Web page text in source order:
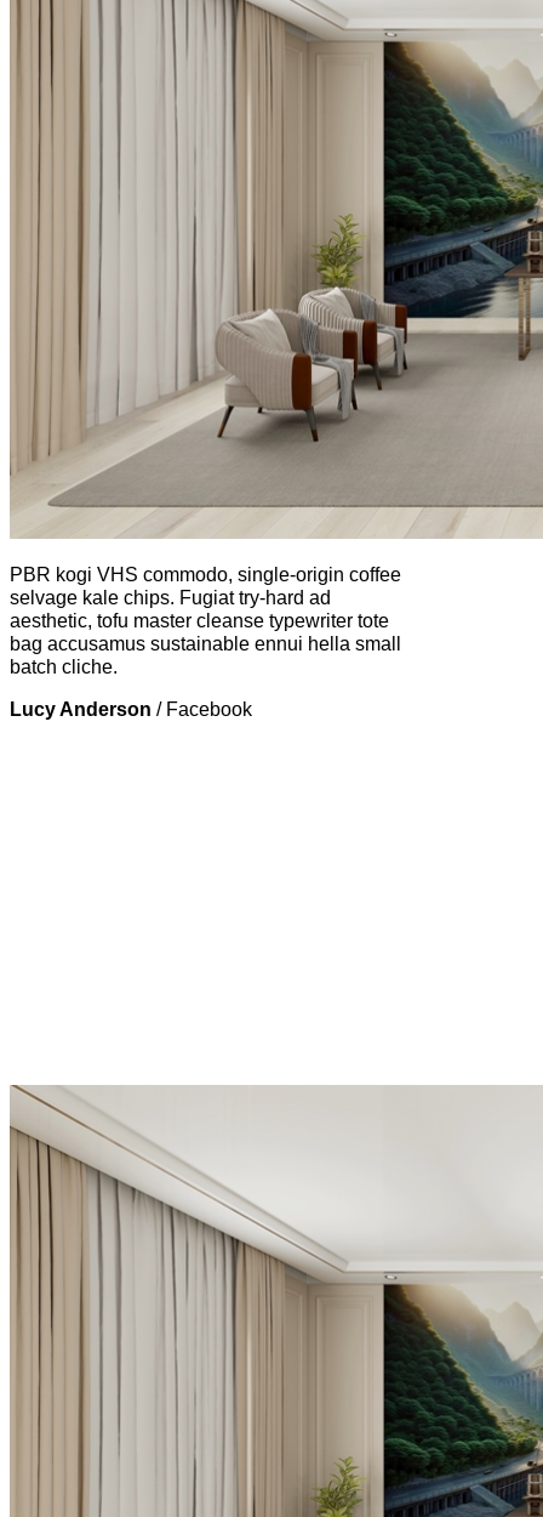
PBR kogi VHS commodo, single-origin coffee
selvage kale chips. Fugiat try-hard ad
aesthetic, tofu master cleanse typewriter tote
bag accusamus sustainable ennui hella small
batch cliche.
Lucy Anderson / Facebook